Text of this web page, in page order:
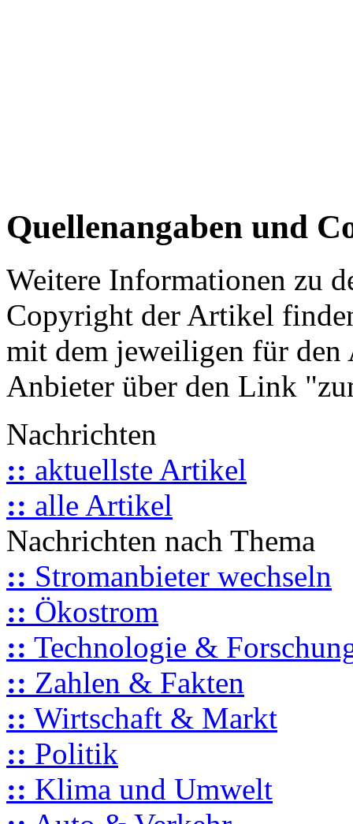
Quellenangaben und
Weitere Informationen zu
Copyright der Artikel
mit dem jeweiligen für
Anbieter über den Link
Nachrichten
:: aktuellste Artikel
:: alle Artikel
Nachrichten nach Thema
:: Stromanbieter wechseln
:: Ökostrom
:: Technologie &
:: Zahlen & Fakten
:: Wirtschaft & Markt
:: Politik
:: Klima und Umwelt